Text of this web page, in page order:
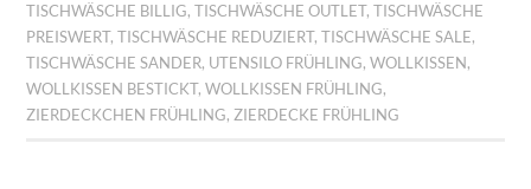
TISCHWÄSCHE BILLIG,TISCHWÄSCHE OUTLET,TISCHWÄSCHE
PREISWERT,TISCHWÄSCHE REDUZIERT,TISCHWÄSCHE SALE,
TISCHWÄSCHE SANDER, UTENSILO FRÜHLING,WOLLKISSEN ,
WOLLKISSEN BESTICKT,WOLLKISSEN FRÜHLING,
ZIERDECKCHEN FRÜHLING, ZIERDECKE FRÜHLING